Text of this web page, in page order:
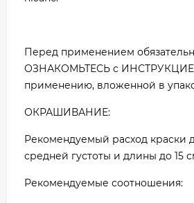
Перед применением
ОЗНАКОМЬТЕСЬ с
применению, вложенной в
ОКРАШИВАНИЕ:
Рекомендуемый расход краски
средней густоты и длины до 15
Рекомендуемые соотношения: